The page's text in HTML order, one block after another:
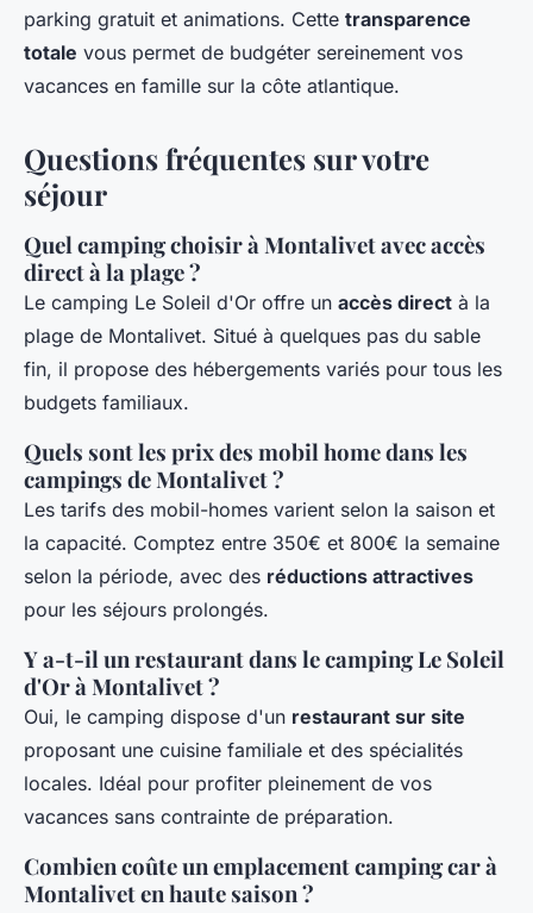
parking gratuit et animations. Cette transparence
totale vous permet de budgéter sereinement vos
vacances en famille sur la côte atlantique.
Questions fréquentes sur votre
séjour
Quel camping choisir à Montalivet avec accès
direct à la plage ?
Le camping Le Soleil d'Or offre un accès direct à la
plage de Montalivet. Situé à quelques pas du sable
fin, il propose des hébergements variés pour tous les
budgets familiaux.
Quels sont les prix des mobil home dans les
campings de Montalivet ?
Les tarifs des mobil-homes varient selon la saison et
la capacité. Comptez entre 350€ et 800€ la semaine
selon la période, avec des réductions attractives
pour les séjours prolongés.
Y a-t-il un restaurant dans le camping Le Soleil
d'Or à Montalivet ?
Oui, le camping dispose d'un restaurant sur site
proposant une cuisine familiale et des spécialités
locales. Idéal pour profiter pleinement de vos
vacances sans contrainte de préparation.
Combien coûte un emplacement camping car à
Montalivet en haute saison ?